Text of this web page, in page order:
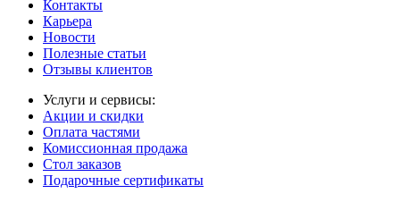
Контакты
Карьера
Новости
Полезные статьи
Отзывы клиентов
Услуги и сервисы:
Акции и скидки
Оплата частями
Комиссионная продажа
Стол заказов
Подарочные сертификаты